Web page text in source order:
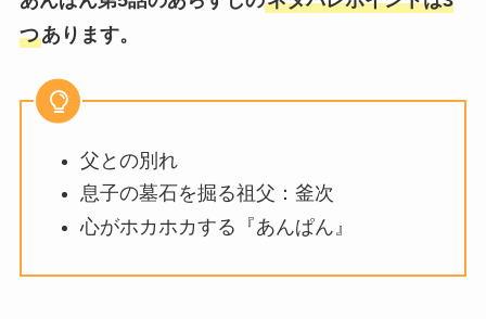
つあります。
父との別れ
息子の墓石を掘る祖父：釜次
心がホカホカする『あんぱん』